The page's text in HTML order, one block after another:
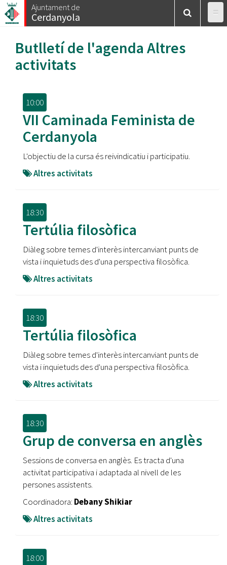
Vés
al
Ajuntament de
Cerdanyola
Butlletí de l'agenda Altres
activitats
10:00
VII Caminada Feminista de
Cerdanyola
L'objectiu de la cursa és reivindicatiu i participatiu.
Altres activitats
18:30
Tertúlia filosòfica
Diàleg sobre temes d'interès intercanviant punts de
vista i inquietuds des d'una perspectiva filosòfica.
Altres activitats
18:30
Tertúlia filosòfica
Diàleg sobre temes d'interès intercanviant punts de
vista i inquietuds des d'una perspectiva filosòfica.
Altres activitats
18:30
Grup de conversa en anglès
Sessions de conversa en anglès. Es tracta d'una
activitat participativa i adaptada al nivell de les
persones assistents.
Coordinadora: Debany Shikiar
Altres activitats
18:00